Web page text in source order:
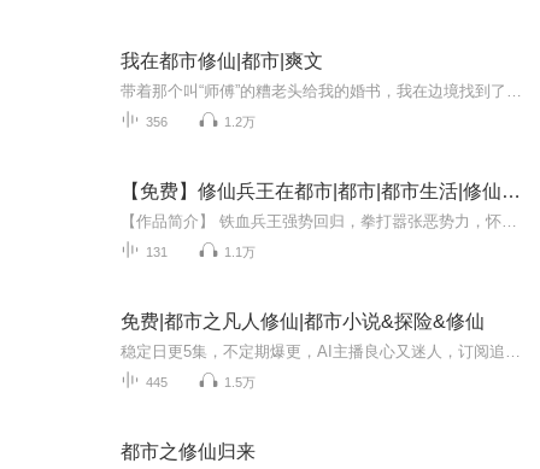
我在都市修仙|都市|爽文
356 1.2万
【免费】修仙兵王在都市|都市|都市生活|修仙|兵王|AI专辑
131 1.1万
免费|都市之凡人修仙|都市小说&探险&修仙
445 1.5万
都市之修仙归来